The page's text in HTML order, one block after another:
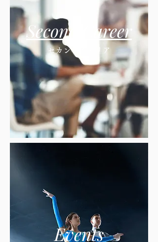
Second Career
セカンドキャリア
Events